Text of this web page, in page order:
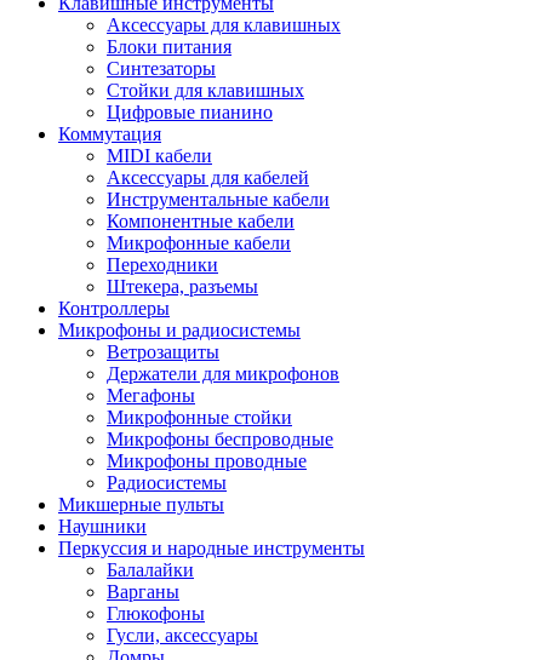
Аксессуары для клавишных
Блоки питания
Синтезаторы
Стойки для клавишных
Цифровые пианино
Коммутация
MIDI кабели
Аксессуары для кабелей
Инструментальные кабели
Компонентные кабели
Микрофонные кабели
Переходники
Штекера, разъемы
Контроллеры
Микрофоны и радиосистемы
Ветрозащиты
Держатели для микрофонов
Мегафоны
Микрофонные стойки
Микрофоны беспроводные
Микрофоны проводные
Радиосистемы
Микшерные пульты
Наушники
Перкуссия и народные инструменты
Балалайки
Варганы
Глюкофоны
Гусли, аксессуары